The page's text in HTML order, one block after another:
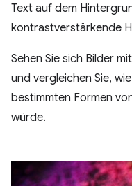
Text auf dem
kontrastverstärkende
Sehen Sie sich Bilder
und vergleichen Sie,
bestimmten Formen
würde.